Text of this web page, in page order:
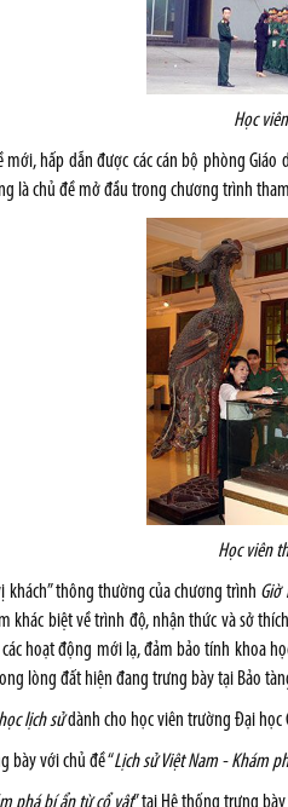
Học
hấp dẫn được các cán bộ phòng
là chủ đề mở đầu trong chương trình
Học viên
khách” thông thường của chương trình Giờ
khác biệt về trình độ, nhận thức và sở
hoạt động mới lạ, đảm bảo tính khoa
lòng đất hiện đang trưng bày tại Bảo
lịch sửdành cho học viên trường Đại
bày với chủ đề “Lịch sử Việt Nam - Khám